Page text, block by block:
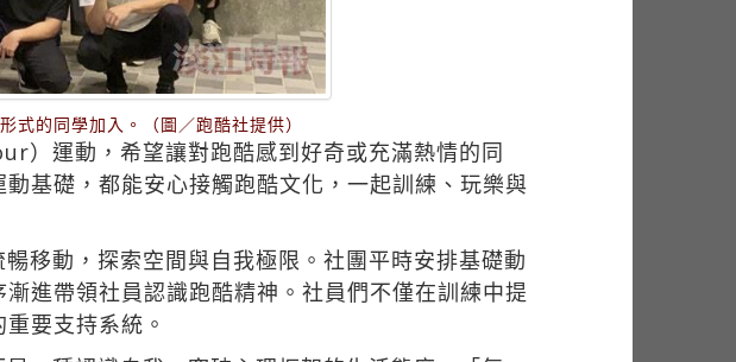
式的同學加入。（圖／跑酷社提供）
）運動，希望讓對跑酷感到好奇或充滿熱情的同
基礎，都能安心接觸跑酷文化，一起訓練、玩樂與
移動，探索空間與自我極限。社團平時安排基礎動
進帶領社員認識跑酷精神。社員們不僅在訓練中提
要支持系統。